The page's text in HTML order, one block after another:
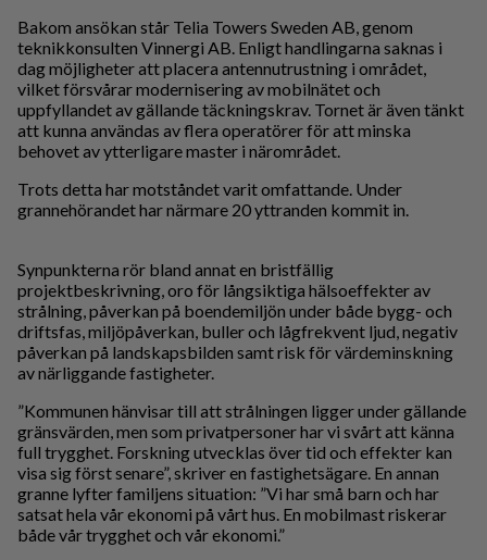
Bakom ansökan står Telia Towers Sweden AB, genom
teknikkonsulten Vinnergi AB. Enligt handlingarna saknas i
dag möjligheter att placera antennutrustning i området,
vilket försvårar modernisering av mobilnätet och
uppfyllandet av gällande täckningskrav. Tornet är även tänkt
att kunna användas av flera operatörer för att minska
behovet av ytterligare master i närområdet.
Trots detta har motståndet varit omfattande. Under
grannehörandet har närmare 20 yttranden kommit in.
Synpunkterna rör bland annat en bristfällig
projektbeskrivning, oro för långsiktiga hälsoeffekter av
strålning, påverkan på boendemiljön under både bygg- och
driftsfas, miljöpåverkan, buller och lågfrekvent ljud, negativ
påverkan på landskapsbilden samt risk för värdeminskning
av närliggande fastigheter.
”Kommunen hänvisar till att strålningen ligger under gällande
gränsvärden, men som privatpersoner har vi svårt att känna
full trygghet. Forskning utvecklas över tid och effekter kan
visa sig först senare”, skriver en fastighetsägare. En annan
granne lyfter familjens situation: ”Vi har små barn och har
satsat hela vår ekonomi på vårt hus. En mobilmast riskerar
både vår trygghet och vår ekonomi.”